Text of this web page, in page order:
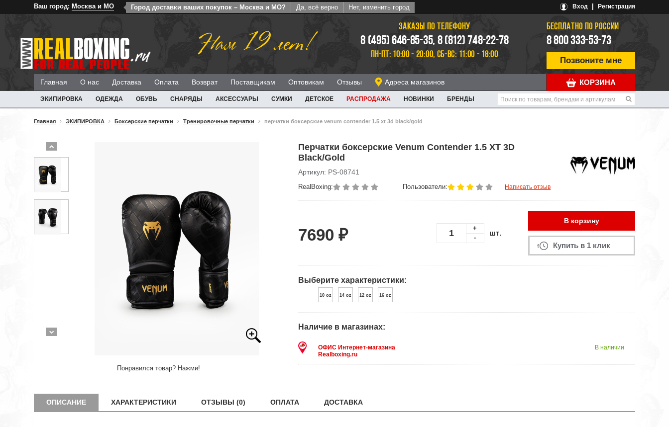
Ваш город: Москва и МО Город доставки ваших покупок – Москва и МО? Да, всё верно Нет, изменить город Вход Регистрация
Нам 19 лет! ЗАКАЗЫ ПО ТЕЛЕФОНУ
8 (495) 646-85-35, 8 (812) 748-22-78
ПН-ПТ: 10:00 - 20:00, СБ-ВС: 11:00 - 18:00
БЕСПЛАТНО ПО РОССИИ
8 800 333-53-73
Позвоните мне
КОРЗИНА
Главная О нас Доставка Оплата Возврат Поставщикам Оптовикам Отзывы Адреса магазинов
ЭКИПИРОВКА ОДЕЖДА ОБУВЬ СНАРЯДЫ АКСЕССУАРЫ СУМКИ ДЕТСКОЕ РАСПРОДАЖА НОВИНКИ БРЕНДЫ
Главная ЭКИПИРОВКА Боксерские перчатки Тренировочные перчатки перчатки боксерские venum contender 1.5 xt 3d black/gold
Понравился товар? Нажми!
Перчатки боксерские Venum Contender 1.5 XT 3D
Black/Gold
Артикул: PS-08741
RealBoxing: Пользователи: Написать отзыв
7690 ₽
+
-
шт.
В корзину
Купить в 1 клик
Выберите характеристики:
10 oz 14 oz 12 oz 16 oz
Наличие в магазинах:
ОФИС Интернет-магазина
Realboxing.ru
В наличии
ОПИСАНИЕ ХАРАКТЕРИСТИКИ ОТЗЫВЫ (0) ОПЛАТА ДОСТАВКА